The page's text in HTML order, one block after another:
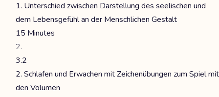
1. Unterschied zwischen Darstellung des seelischen und
dem Lebensgefühl an der Menschlichen Gestalt
15 Minutes
3.2
2. Schlafen und Erwachen mit Zeichenübungen zum Spiel mit
den Volumen